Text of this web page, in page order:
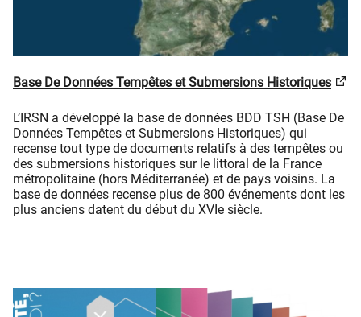
Base De Données Tempêtes et Submersions Historiques
L’IRSN a développé la base de données BDD TSH (Base De
Données Tempêtes et Submersions Historiques) qui
recense tout type de documents relatifs à des tempêtes ou
des submersions historiques sur le littoral de la France
métropolitaine (hors Méditerranée) et de pays voisins. La
base de données recense plus de 800 événements dont les
plus anciens datent du début du XVIe siècle.​